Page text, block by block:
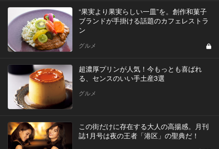
“果実より果実らしい一皿”を。創作和菓子
ブランドが手掛ける話題のカフェレストラ
ン
グルメ
超濃厚プリンが人気！今もっとも喜ばれ
る、センスのいい手土産3選
グルメ
この街だけに存在する大人の高揚感。月刊
誌1月号は夜の王者「港区」の聖典だ！